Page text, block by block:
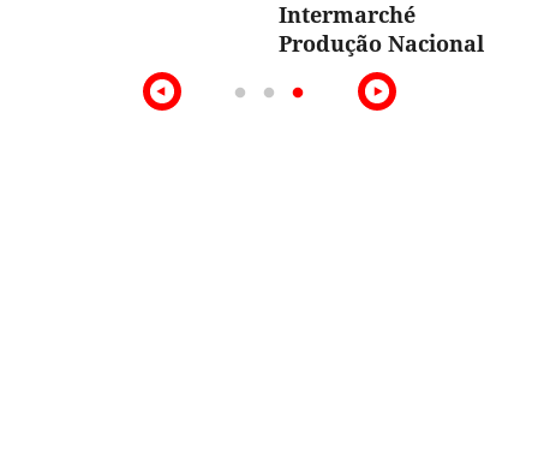
Intermarché
Produção Nacional